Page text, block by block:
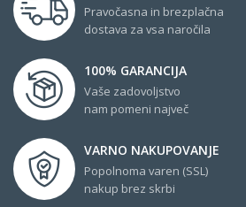
Pravočasna in brezplačna
dostava za vsa naročila
100% GARANCIJA
Vaše zadovoljstvo
nam pomeni največ
VARNO NAKUPOVANJE
Popolnoma varen (SSL)
nakup brez skrbi